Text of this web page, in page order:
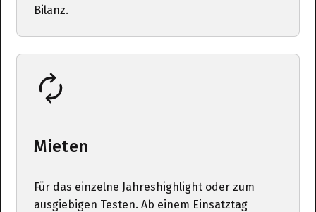
Bilanz.
Mieten
Für das einzelne Jahreshighlight oder zum
ausgiebigen Testen. Ab einem Einsatztag